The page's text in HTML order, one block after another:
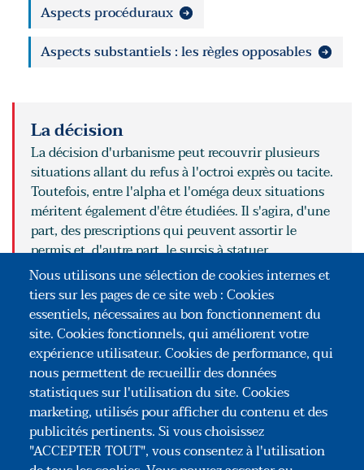
Aspects procéduraux
Aspects substantiels : les règles opposables
La décision
La décision d'urbanisme peut recouvrir plusieurs
situations allant du refus à l'octroi exprès ou tacite.
Toutefois, entre l'alpha et l'oméga deux situations
méritent également d'être étudiées. Il s'agira, d'une
part, des prescriptions qui peuvent assortir le
permis et, d'autre part, le sursis à statuer.
LIRE
POUR ALLER PLUS LOIN
Le refus
Le sursis à statuer
L'octroi avec prescriptions
L'octroi
Nous utilisons une sélection de cookies internes et
tiers sur les pages de ce site web : Cookies
essentiels, nécessaires au bon fonctionnement du
site. Cookies fonctionnels, qui améliorent votre
expérience utilisateur. Cookies de performance, qui
nous permettent de recueillir des données
statistiques sur l'utilisation du site. Cookies
marketing, utilisés pour afficher du contenu et des
publicités pertinents. Si vous choisissez
"ACCEPTER TOUT", vous consentez à l'utilisation